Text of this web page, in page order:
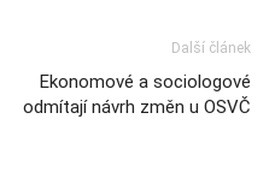
Další článek
Ekonomové a sociologové
odmítají návrh změn u OSVČ